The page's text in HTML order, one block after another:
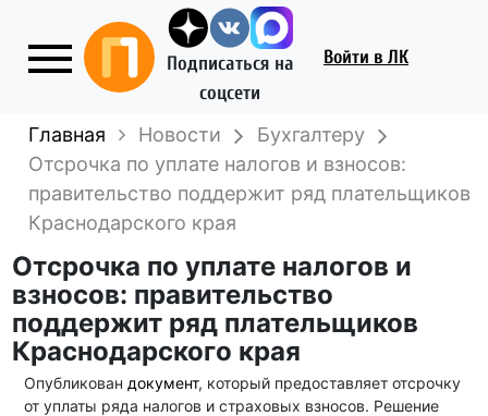
Подписаться на
соцсети
Войти в ЛК
Главная Новости
Бухгалтеру
Отсрочка по уплате налогов и взносов:
правительство поддержит ряд плательщиков
Краснодарского края
Отсрочка по уплате налогов и
взносов: правительство
поддержит ряд плательщиков
Краснодарского края
Опубликован документ, который предоставляет отсрочку
от уплаты ряда налогов и страховых взносов. Решение